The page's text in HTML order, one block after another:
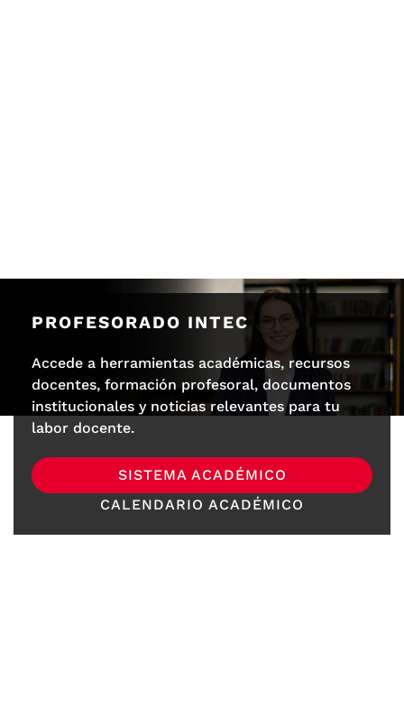
PROFESORADO INTEC
Accede a herramientas académicas, recursos
docentes, formación profesoral, documentos
institucionales y noticias relevantes para tu
labor docente.
SISTEMA ACADÉMICO
CALENDARIO ACADÉMICO